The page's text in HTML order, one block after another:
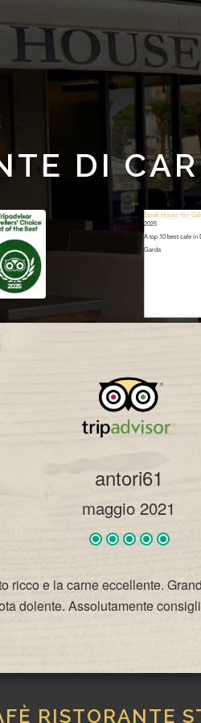
DI
Steak House Vivi
2025
A top 10 best cafe in
Garda
antori61
maggio 2021
ricco e la carne eccellente.
dolente. Assolutamente
RISTORANTE